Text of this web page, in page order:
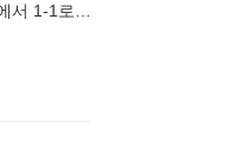
서 1-1로